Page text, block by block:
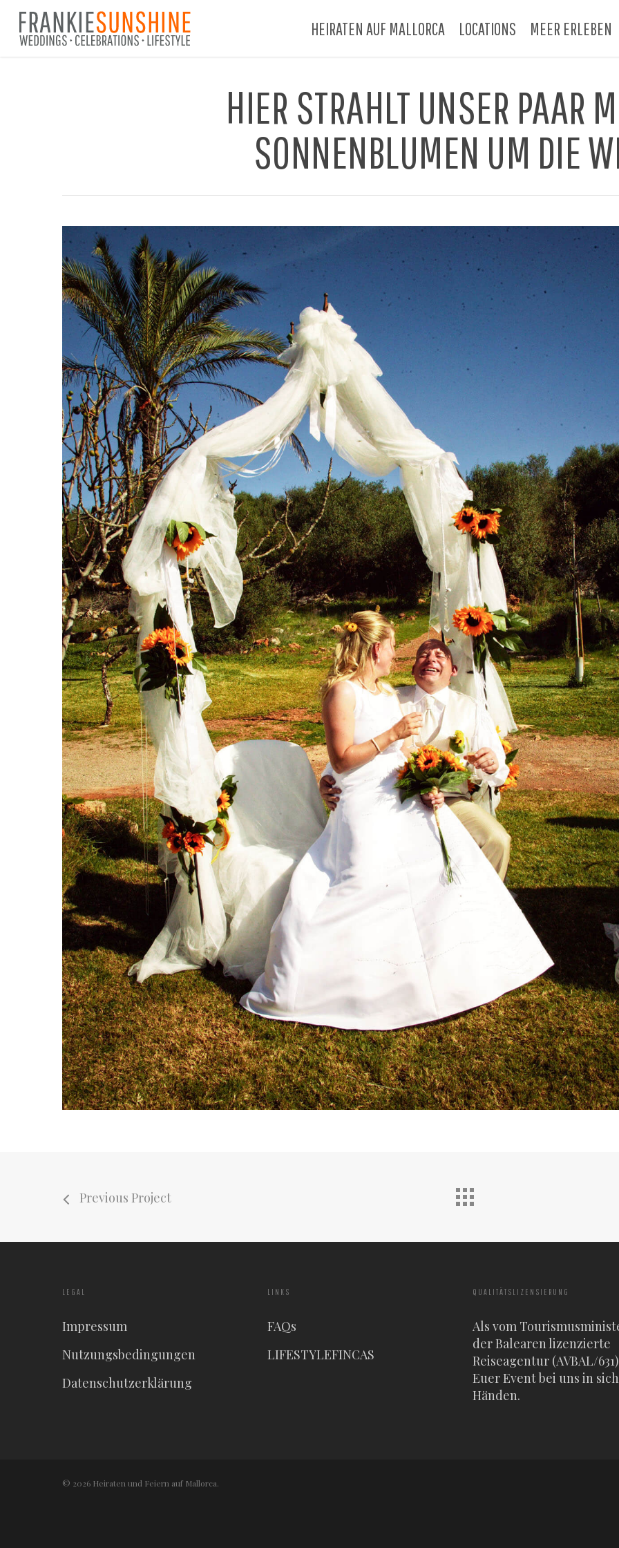
Skip
main
HEIRATEN AUF MALLORCA LOCATIONS MEER ERLEBEN
HIER STRAHLT UNSER PAAR
SONNENBLUMEN UM DIE
Previous Project
LEGAL
Impressum
Nutzungsbedingungen
Datenschutzerklärung
LINKS
FAQs
LIFESTYLEFINCAS
QUALITÄTSLIZENSIERUNG
Als vom
der Balearen lizenzierte
Reiseagentur (AVBAL/
Euer Event bei uns in
Händen.
© 2026 Heiraten und Feiern auf Mallorca.